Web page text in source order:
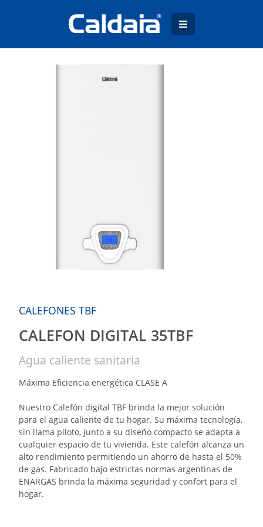
CALEFONES TBF
CALEFON DIGITAL 35TBF
Agua caliente sanitaria
Máxima Eficiencia energética CLASE A
Nuestro Calefón digital TBF brinda la mejor solución
para el agua caliente de tu hogar. Su máxima tecnología,
sin llama piloto, junto a su diseño compacto se adapta a
cualquier espacio de tu vivienda. Este calefón alcanza un
alto rendimiento permitiendo un ahorro de hasta el 50%
de gas. Fabricado bajo estrictas normas argentinas de
ENARGAS brinda la máxima seguridad y confort para el
hogar.